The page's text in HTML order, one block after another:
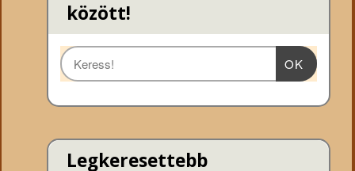
között!
OK
Legkeresettebb